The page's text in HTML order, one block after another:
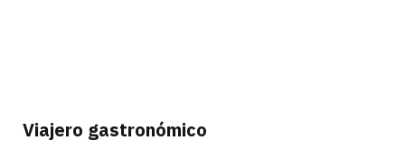
Viajero gastronómico